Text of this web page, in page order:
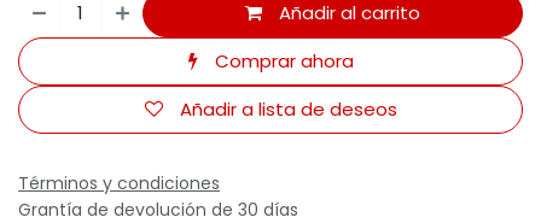
Añadir al carrito
Comprar ahora
Añadir a lista de deseos
Términos y condiciones
Grantía de devolución de 30 días